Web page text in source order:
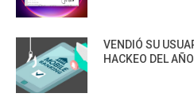
VENDIÓ SU
HACKEO DEL